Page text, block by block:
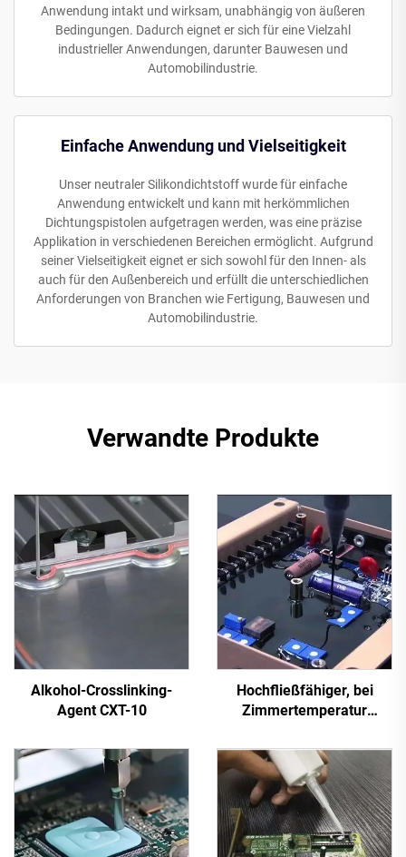
Anwendung intakt und wirksam, unabhängig von äußeren
Bedingungen. Dadurch eignet er sich für eine Vielzahl
industrieller Anwendungen, darunter Bauwesen und
Automobilindustrie.
Einfache Anwendung und Vielseitigkeit
Unser neutraler Silikondichtstoff wurde für einfache
Anwendung entwickelt und kann mit herkömmlichen
Dichtungspistolen aufgetragen werden, was eine präzise
Applikation in verschiedenen Bereichen ermöglicht. Aufgrund
seiner Vielseitigkeit eignet er sich sowohl für den Innen- als
auch für den Außenbereich und erfüllt die unterschiedlichen
Anforderungen von Branchen wie Fertigung, Bauwesen und
Automobilindustrie.
Verwandte Produkte
Alkohol-Crosslinking-
Agent CXT-10
Hochfließfähiger, bei
Zimmertemperatur
Dichtstoff C-713